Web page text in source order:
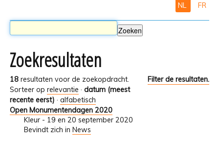
NL FR
Zoekresultaten
18 resultaten voor de zoekopdracht.
Filter de resultaten.
Sorteer op relevantie · datum (meest
recente eerst) · alfabetisch
Open Monumentendagen 2020
Kleur - 19 en 20 september 2020
Bevindt zich in News